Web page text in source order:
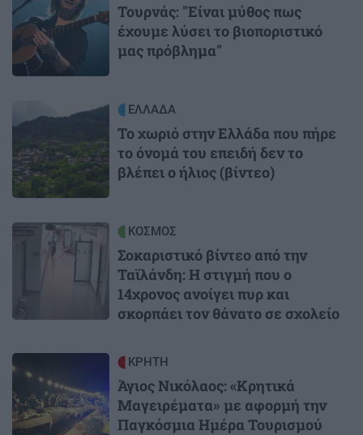
Τουρνάς: "Είναι μύθος πως
έχουμε λύσει το βιοποριστικό
μας πρόβλημα"
ΕΛΛΑΔΑ
Το χωριό στην Ελλάδα που πήρε
το όνομά του επειδή δεν το
βλέπει ο ήλιος (βίντεο)
Image ΚΟΣΜΟΣ
Σοκαριστικό βίντεο από την
Ταϊλάνδη: Η στιγμή που ο
14χρονος ανοίγει πυρ και
σκορπάει τον θάνατο σε σχολείο
Image ΚΡΗΤΗ
Άγιος Νικόλαος: «Κρητικά
Μαγειρέματα» με αφορμή την
Παγκόσμια Ημέρα Τουρισμού